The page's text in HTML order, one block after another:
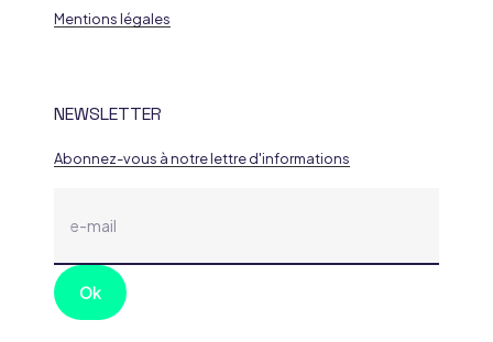
Mentions légales
NEWSLETTER
Abonnez-vous à notre lettre d'informations